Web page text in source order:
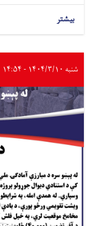
بیشتر
شنبه ۱۴۰۴/۳/۱۰ - ۱۴:۵۴